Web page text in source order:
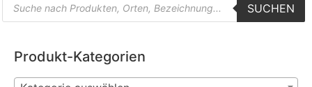
SUCHEN
Produkt-Kategorien